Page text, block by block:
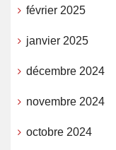
février 2025
janvier 2025
décembre 2024
novembre 2024
octobre 2024